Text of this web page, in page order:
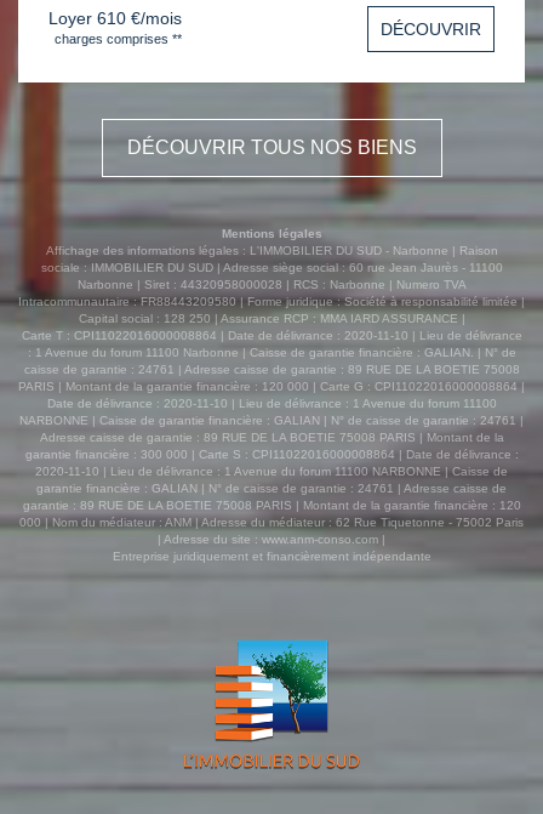
visite.
Loyer 610 €/mois
charges comprises ** DÉCOUVRIR
DÉCOUVRIR TOUS NOS BIENS
Mentions légales
Affichage des informations légales : L'IMMOBILIER DU SUD - Narbonne | Raison
sociale : IMMOBILIER DU SUD | Adresse siège social : 60 rue Jean Jaurès - 11100
Narbonne | Siret : 44320958000028 | RCS : Narbonne | Numero TVA
Intracommunautaire : FR88443209580 | Forme juridique : Société à responsabilité limitée |
Capital social : 128 250 | Assurance RCP : MMA IARD ASSURANCE |
Carte T : CPI11022016000008864 | Date de délivrance : 2020-11-10 | Lieu de délivrance
: 1 Avenue du forum 11100 Narbonne | Caisse de garantie financière : GALIAN. | N° de
caisse de garantie : 24761 | Adresse caisse de garantie : 89 RUE DE LA BOETIE 75008
PARIS | Montant de la garantie financière : 120 000 | Carte G : CPI11022016000008864 |
Date de délivrance : 2020-11-10 | Lieu de délivrance : 1 Avenue du forum 11100
NARBONNE | Caisse de garantie financière : GALIAN | N° de caisse de garantie : 24761 |
Adresse caisse de garantie : 89 RUE DE LA BOETIE 75008 PARIS | Montant de la
garantie financière : 300 000 | Carte S : CPI11022016000008864 | Date de délivrance :
2020-11-10 | Lieu de délivrance : 1 Avenue du forum 11100 NARBONNE | Caisse de
garantie financière : GALIAN | N° de caisse de garantie : 24761 | Adresse caisse de
garantie : 89 RUE DE LA BOETIE 75008 PARIS | Montant de la garantie financière : 120
000 | Nom du médiateur : ANM | Adresse du médiateur : 62 Rue Tiquetonne - 75002 Paris
| Adresse du site : www.anm-conso.com |
Entreprise juridiquement et financièrement indépendante